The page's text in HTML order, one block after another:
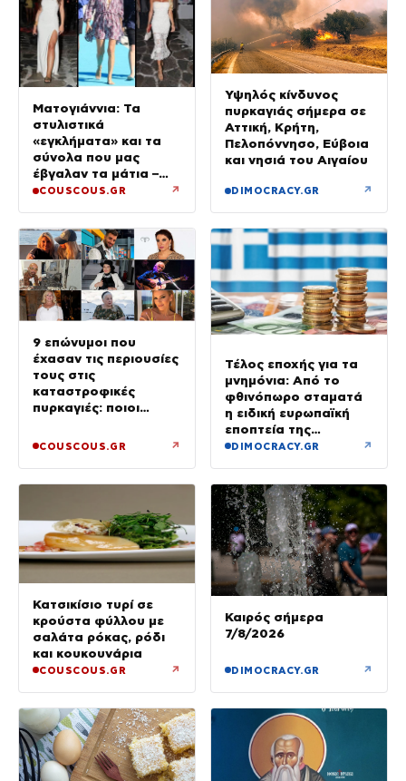
Ματογιάννια: Τα
στυλιστικά
«εγκλήματα» και τα
σύνολα που μας
έβγαλαν τα μάτια –
Μόνο τρεις πήραν 10
COUSCOUS.GR ↗
Υψηλός κίνδυνος
πυρκαγιάς σήμερα σε
Αττική, Κρήτη,
Πελοπόννησο, Εύβοια
και νησιά του Αιγαίου
DIMOCRACY.GR ↗
9 επώνυμοι που
έχασαν τις περιουσίες
τους στις
καταστροφικές
πυρκαγιές: ποιοι
COUSCOUS.GR ↗
Τέλος εποχής για τα
μνημόνια: Από το
φθινόπωρο σταματά
η ειδική ευρωπαϊκή
εποπτεία της
ελληνικής οικονομίας
DIMOCRACY.GR ↗
Κατσικίσιο τυρί σε
κρούστα φύλλου με
σαλάτα ρόκας, ρόδι
και κουκουνάρια
COUSCOUS.GR ↗
Καιρός σήμερα
7/8/2026
DIMOCRACY.GR ↗